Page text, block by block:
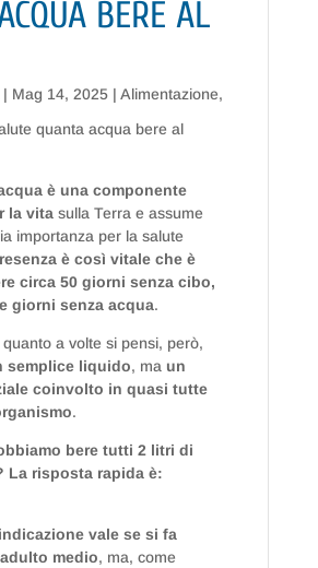
BERE AL
Mag 14, 2025| Alimentazione,
è una componente
la vita sulla Terra e assume
importanza per la salute
è così vitale che è
circa 50 giorni senza cibo,
giorni senza acqua.
a volte si pensi, però,
semplice liquido, ma un
coinvolto in quasi tutte
.
bere tutti 2 litri di
La risposta rapida è:
vale se si fa
medio, ma, come